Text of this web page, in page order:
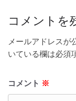
コメントを
メールアドレスが
いている欄は必須
コメント ※